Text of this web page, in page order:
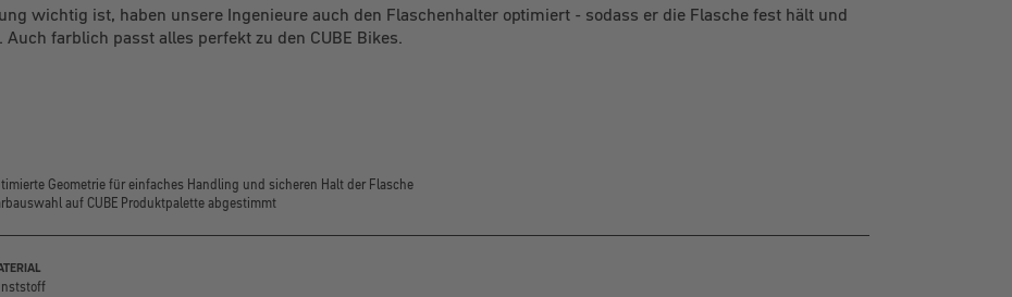
wichtig ist, haben unsere Ingenieure auch den Flaschenhalter optimiert - sodass er die Flasche fest hält und
farblich passt alles perfekt zu den CUBE Bikes.
Geometrie für einfaches Handling und sicheren Halt der Flasche
auf CUBE Produktpalette abgestimmt